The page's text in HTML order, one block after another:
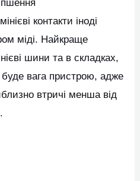
контакти іноді
міді. Найкраще
шини та в складках,
вага пристрою, адже
втричі менша від